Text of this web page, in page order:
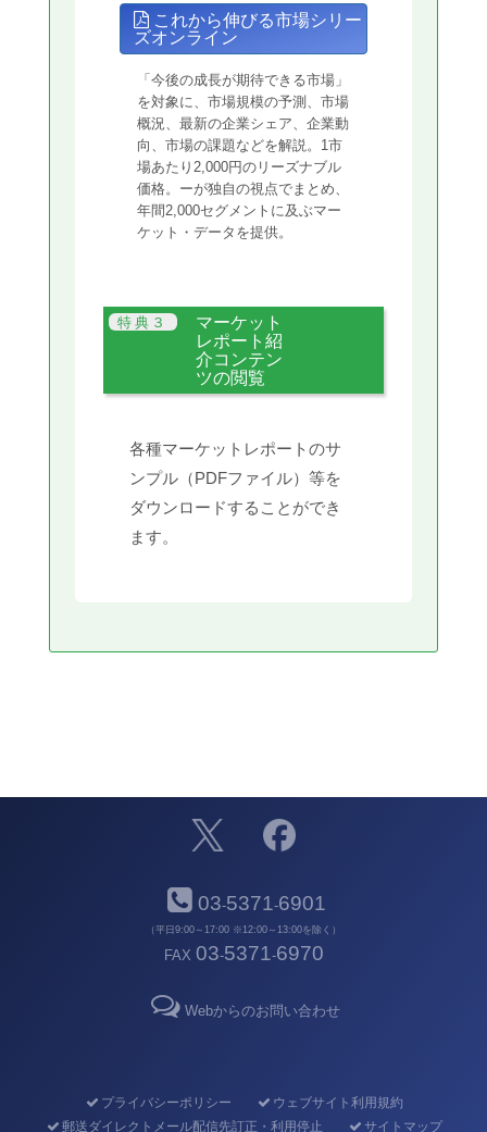
これから伸びる市場シリー
ズオンライン
「今後の成長が期待できる市場」
を対象に、市場規模の予測、市場
概況、最新の企業シェア、企業動
向、市場の課題などを解説。1市
場あたり2,000円のリーズナブル
価格。ーが独自の視点でまとめ、
年間2,000セグメントに及ぶマー
ケット・データを提供。
マーケット
レポート紹
介コンテン
ツの閲覧
各種マーケットレポートのサ
ンプル（PDFファイル）等を
ダウンロードすることができ
ます。
03-5371-6901
（平日9:00～17:00 ※12:00～13:00を除く）
FAX 03-5371-6970
Webからのお問い合わせ
プライバシーポリシー
ウェブサイト利用規約
郵送ダイレクトメール配信先訂正・利用停止
サイトマップ